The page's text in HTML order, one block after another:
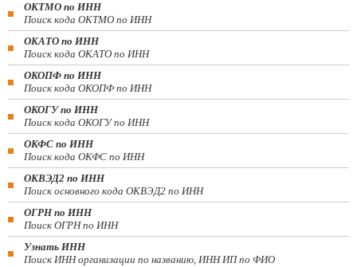
ОКТМО по ИНН
Поиск кода ОКТМО по ИНН
ОКАТО по ИНН
Поиск кода ОКАТО по ИНН
ОКОПФ по ИНН
Поиск кода ОКОПФ по ИНН
ОКОГУ по ИНН
Поиск кода ОКОГУ по ИНН
ОКФС по ИНН
Поиск кода ОКФС по ИНН
ОКВЭД2 по ИНН
Поиск основного кода ОКВЭД2 по ИНН
ОГРН по ИНН
Поиск ОГРН по ИНН
Узнать ИНН
Поиск ИНН организации по названию, ИНН ИП по ФИО